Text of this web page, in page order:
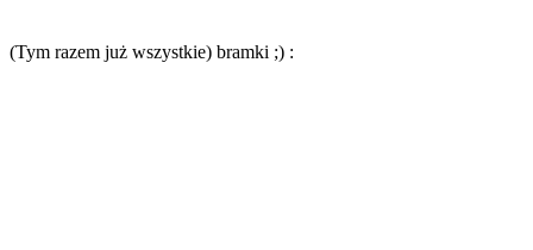
(Tym razem już wszystkie) bramki ;) :